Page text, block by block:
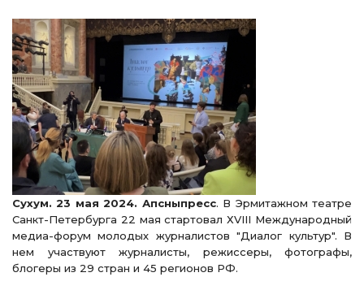
Сухум. 23 мая 2024. Апсныпресс. В Эрмитажном театре
Санкт-Петербурга 22 мая стартовал ХVIII Международный
медиа-форум молодых журналистов "Диалог культур". В
нем участвуют журналисты, режиссеры, фотографы,
блогеры из 29 стран и 45 регионов РФ.